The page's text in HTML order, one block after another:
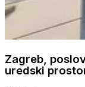
Zagreb,
uredski